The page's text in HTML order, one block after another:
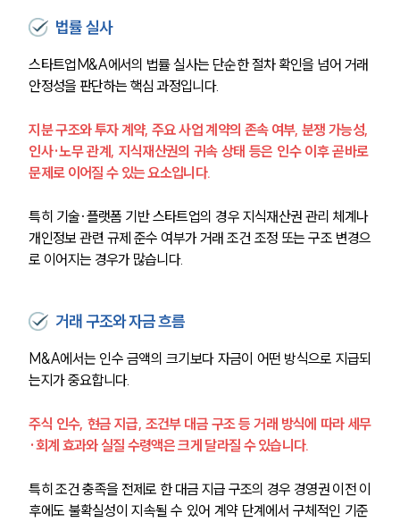
법률 실사
스타트업M&A에서의 법률 실사는 단순한 절차 확인을 넘어 거래
안정성을 판단하는 핵심 과정입니다.
지분 구조와 투자 계약, 주요 사업 계약의 존속 여부, 분쟁 가능성,
인사·노무 관계, 지식재산권의 귀속 상태 등은 인수 이후 곧바로
문제로 이어질 수 있는 요소입니다.
특히 기술·플랫폼 기반 스타트업의 경우 지식재산권 관리 체계나
개인정보 관련 규제 준수 여부가 거래 조건 조정 또는 구조 변경으
로 이어지는 경우가 많습니다.
거래 구조와 자금 흐름
M&A에서는 인수 금액의 크기보다 자금이 어떤 방식으로 지급되
는지가 중요합니다.
주식 인수, 현금 지급, 조건부 대금 구조 등 거래 방식에 따라 세무
·회계 효과와 실질 수령액은 크게 달라질 수 있습니다.
특히 조건 충족을 전제로 한 대금 지급 구조의 경우 경영권 이전 이
후에도 불확실성이 지속될 수 있어 계약 단계에서 구체적인 기준